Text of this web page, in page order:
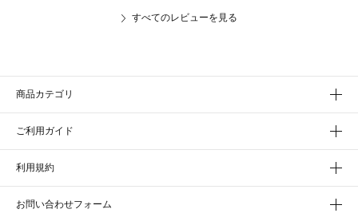
すべてのレビューを見る
商品カテゴリ
ご利用ガイド
利用規約
お問い合わせフォーム